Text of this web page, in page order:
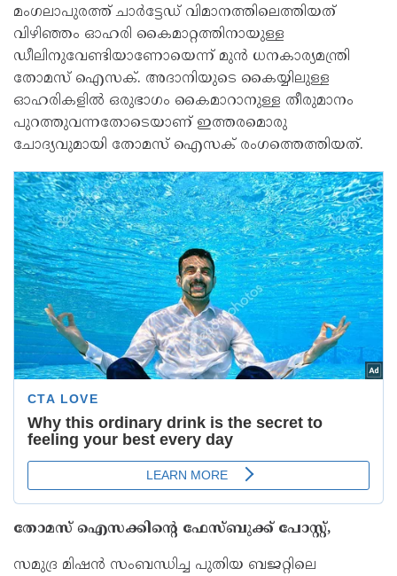
മംഗലാപുരത്ത് ചാര്‍ട്ടേഡ് വിമാനത്തിലെത്തിയത്
വിഴിഞ്ഞം ഓഹരി കൈമാറ്റത്തിനായുള്ള
ഡീലിനുവേണ്ടിയാണോയെന്ന് മുന്‍ ധനകാര്യമന്ത്രി
തോമസ് ഐസക്. അദാനിയുടെ കൈയ്യിലുള്ള
ഓഹരികളില്‍ ഒരുഭാഗം കൈമാറാനുള്ള തീരുമാനം
പുറത്തുവന്നതോടെയാണ് ഇത്തരമൊരു
ചോദ്യവുമായി തോമസ് ഐസക് രംഗത്തെത്തിയത്.
തോമസ് ഐസക്കിന്റെ ഫേസ്ബുക്ക് പോസ്റ്റ്,
സമുദ്ര മിഷന്‍ സംബന്ധിച്ച പുതിയ ബജറ്റിലെ